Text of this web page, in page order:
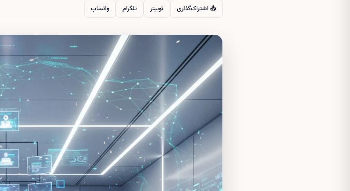
📤 اشتراک‌گذاری توییتر تلگرام واتساپ